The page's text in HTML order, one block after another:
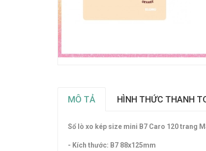
MÔ TẢ HÌNH THỨC THANH
Sổ lò xo kép size mini B7 Caro 120 trang
- Kích thước: B7 88x125mm